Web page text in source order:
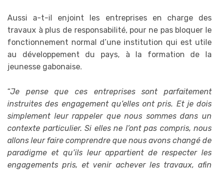
Aussi a-t-il enjoint les entreprises en charge des
travaux à plus de responsabilité, pour ne pas bloquer le
fonctionnement normal d’une institution qui est utile
au développement du pays, à la formation de la
jeunesse gabonaise.
“Je pense que ces entreprises sont parfaitement
instruites des engagement qu’elles ont pris. Et je dois
simplement leur rappeler que nous sommes dans un
contexte particulier. Si elles ne l’ont pas compris, nous
allons leur faire comprendre que nous avons changé de
paradigme et qu’ils leur appartient de respecter les
engagements pris, et venir achever les travaux, afin